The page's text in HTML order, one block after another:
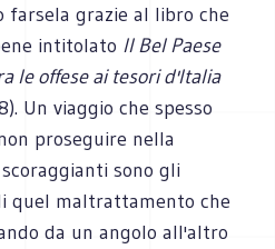
farsela grazie al libro che
intitolato Il Bel Paese
le offese ai tesori d'Italia
Un viaggio che spesso
proseguire nella
sono gli
quel maltrattamento che
da un angolo all'altro